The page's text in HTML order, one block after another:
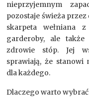
nieprzyjemnym
pozostaje świeża przez
skarpeta wełniana
garderoby, ale
zdrowie stóp. Jej
sprawiają, że stanowi
dla każdego.
Dlaczego warto wybrać